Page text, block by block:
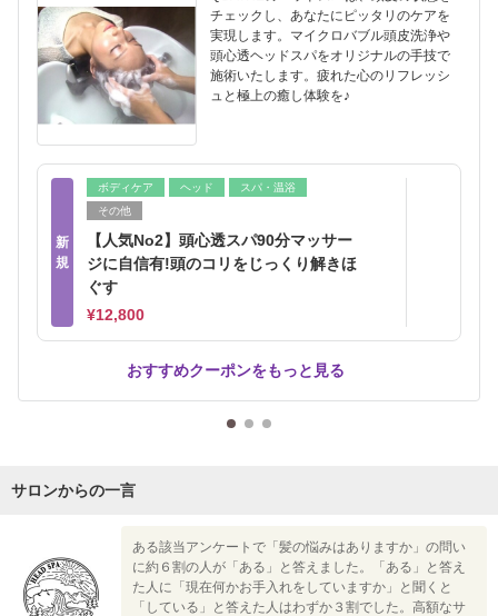
チェックし、あなたにピッタリのケアを
実現します。マイクロバブル頭皮洗浄や
頭心透ヘッドスパをオリジナルの手技で
施術いたします。疲れた心のリフレッシ
ュと極上の癒し体験を♪
新
規
ボディケア ヘッド
スパ・温浴
その他
【人気No2】頭心透スパ90分マッサー
ジに自信有!頭のコリをじっくり解きほ
ぐす
¥12,800
おすすめクーポンをもっと見る
サロンからの一言
ある該当アンケートで「髪の悩みはありますか」の問い
に約６割の人が「ある」と答えました。「ある」と答え
た人に「現在何かお手入れをしていますか」と聞くと
「している」と答えた人はわずか３割でした。高額なサ